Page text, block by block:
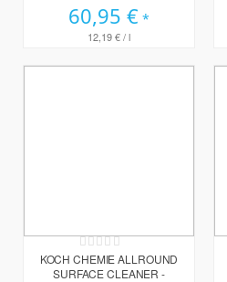
60,95 €
12,19 €/ l
Rating:
0%
KOCH CHEMIE ALLROUND
SURFACE CLEANER -